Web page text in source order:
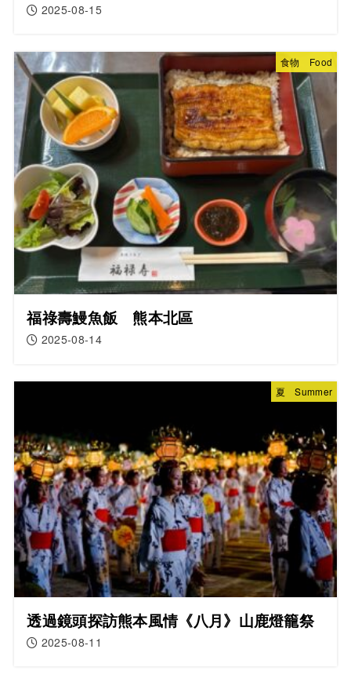
2025-08-15
食物 Food
福祿壽鰻魚飯 熊本北區
2025-08-14
夏 Summer
透過鏡頭探訪熊本風情《八月》山鹿燈籠祭
2025-08-11